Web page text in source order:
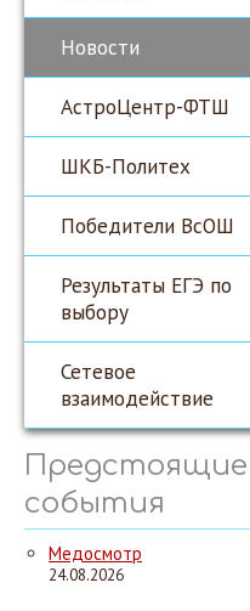
Новости
АстроЦентр-ФТШ
ШКБ-Политех
Победители ВсОШ
Результаты ЕГЭ по
выбору
Сетевое
взаимодействие
Предстоящие
события
Медосмотр
24.08.2026